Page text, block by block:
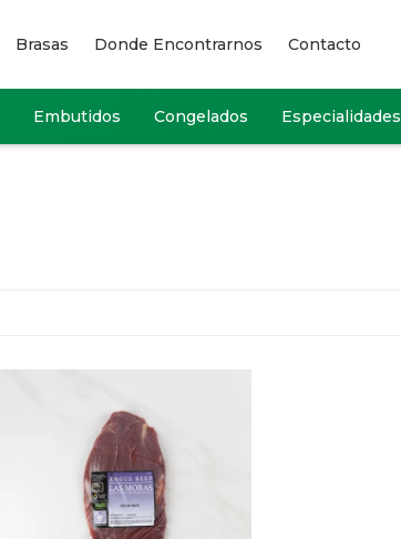
Embutidos Congelados Especialidades
Brasas Donde Encontrarnos Contacto